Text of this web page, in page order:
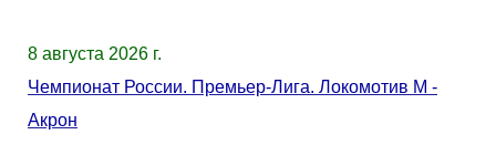
8 августа 2026 г.
Чемпионат России. Премьер-Лига. Локомотив М -
Акрон